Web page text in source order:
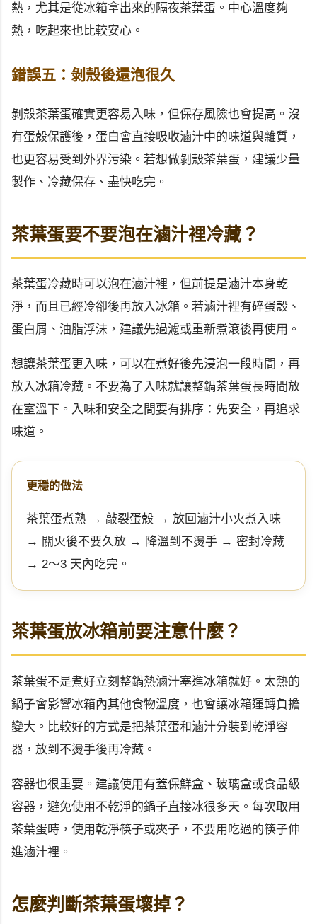
熱，尤其是從冰箱拿出來的隔夜茶葉蛋。中心溫度夠
熱，吃起來也比較安心。
錯誤五：剝殼後還泡很久
剝殼茶葉蛋確實更容易入味，但保存風險也會提高。沒
有蛋殼保護後，蛋白會直接吸收滷汁中的味道與雜質，
也更容易受到外界污染。若想做剝殼茶葉蛋，建議少量
製作、冷藏保存、盡快吃完。
茶葉蛋要不要泡在滷汁裡冷藏？
茶葉蛋冷藏時可以泡在滷汁裡，但前提是滷汁本身乾
淨，而且已經冷卻後再放入冰箱。若滷汁裡有碎蛋殼、
蛋白屑、油脂浮沫，建議先過濾或重新煮滾後再使用。
想讓茶葉蛋更入味，可以在煮好後先浸泡一段時間，再
放入冰箱冷藏。不要為了入味就讓整鍋茶葉蛋長時間放
在室溫下。入味和安全之間要有排序：先安全，再追求
味道。
更穩的做法
茶葉蛋煮熟 → 敲裂蛋殼 → 放回滷汁小火煮入味
→ 關火後不要久放 → 降溫到不燙手 → 密封冷藏
→ 2～3 天內吃完。
茶葉蛋放冰箱前要注意什麼？
茶葉蛋不是煮好立刻整鍋熱滷汁塞進冰箱就好。太熱的
鍋子會影響冰箱內其他食物溫度，也會讓冰箱運轉負擔
變大。比較好的方式是把茶葉蛋和滷汁分裝到乾淨容
器，放到不燙手後再冷藏。
容器也很重要。建議使用有蓋保鮮盒、玻璃盒或食品級
容器，避免使用不乾淨的鍋子直接冰很多天。每次取用
茶葉蛋時，使用乾淨筷子或夾子，不要用吃過的筷子伸
進滷汁裡。
怎麼判斷茶葉蛋壞掉？